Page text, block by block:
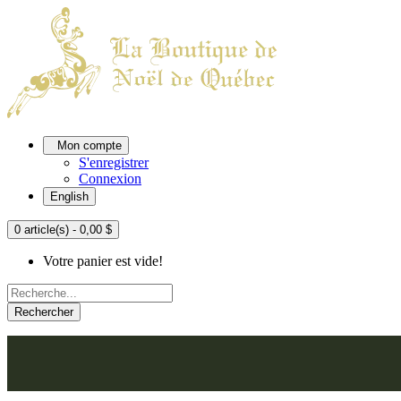
Mon compte
S'enregistrer
Connexion
English
0 article(s) - 0,00 $
Votre panier est vide!
Rechercher